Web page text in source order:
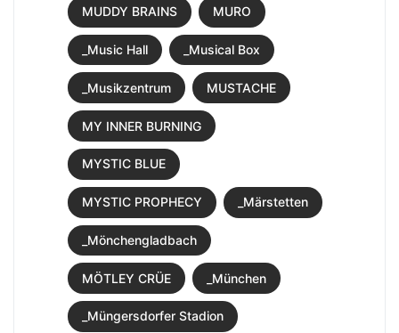
MUDDY BRAINS MURO
_Music Hall _Musical Box
_Musikzentrum MUSTACHE
MY INNER BURNING
MYSTIC BLUE
MYSTIC PROPHECY _Märstetten
_Mönchengladbach
MÖTLEY CRÜE _München
_Müngersdorfer Stadion